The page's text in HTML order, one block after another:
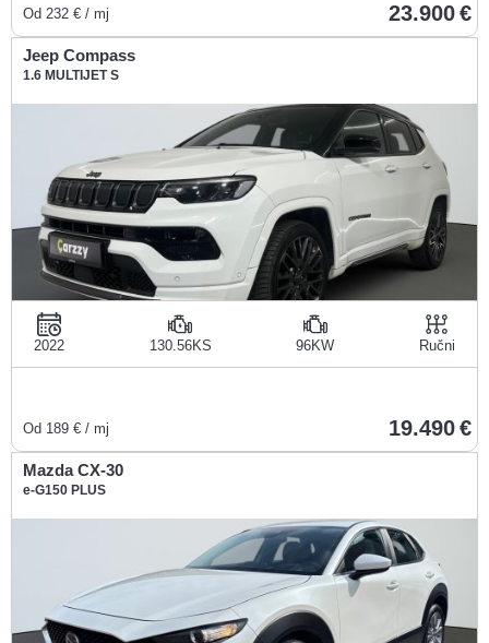
Od 232 € / mj 23.900
Jeep Compass
1.6 MULTIJET S
2022 130.56KS 96KW Ručni
Od 189 € / mj 19.490
Mazda CX-30
e-G150 PLUS